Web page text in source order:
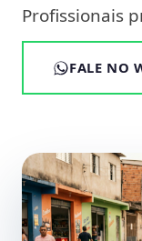
Profissionais
FALE NO